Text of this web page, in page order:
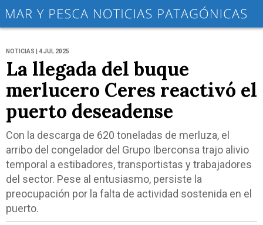
NOTICIAS | 4 JUL 2025
La llegada del buque
merlucero Ceres reactivó el
puerto deseadense
Con la descarga de 620 toneladas de merluza, el
arribo del congelador del Grupo Iberconsa trajo alivio
temporal a estibadores, transportistas y trabajadores
del sector. Pese al entusiasmo, persiste la
preocupación por la falta de actividad sostenida en el
puerto.